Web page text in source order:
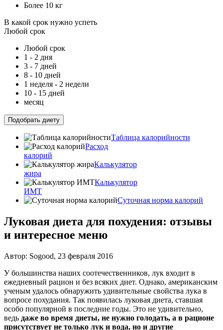
Более 10 кг
В какой срок нужно успеть
Любой срок
Любой срок
1 - 2 дня
3 - 7 дней
8 - 10 дней
1 неделя - 2 недели
10 - 15 дней
месяц
Подобрать диету
Таблица калорийности
Расход
калорий
Калькулятор
жира
Калькулятор
ИМТ
Суточная норма калорий
Луковая диета для похудения: отзывы
и интересное меню
Автор: Sogood, 23 февраля 2016
У большинства наших соотечественников, лук входит в
ежедневный рацион и без всяких диет. Однако, американским
ученым удалось обнаружить удивительные свойства лука в
вопросе похудания. Так появилась луковая диета, ставшая
особо популярной в последние годы. Это не удивительно,
ведь даже во время диеты, не нужно голодать, а в рационе
присутствует не только лук и вода, но и другие